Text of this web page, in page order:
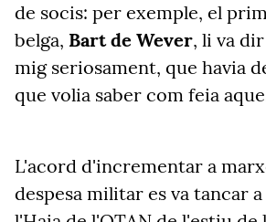
de socis: per exemple, el
belga, Bart de Wever, li va
mig seriosament, que havia
que volia saber com feia
L'acord d'incrementar a
despesa militar es va tancar